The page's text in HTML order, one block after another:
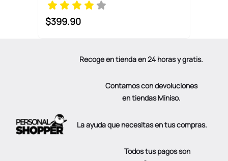
$399.90
Recoge en tienda en 24 horas y gratis.
Contamos con devoluciones
en tiendas Miniso.
La ayuda que necesitas en tus compras.
Todos tus pagos son